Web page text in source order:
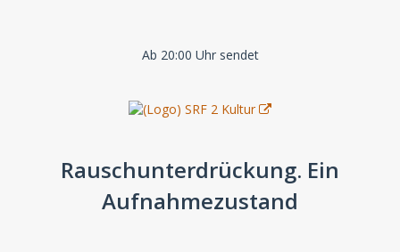
Ab 20:00 Uhr sendet
Rauschunterdrückung. Ein
Aufnahmezustand